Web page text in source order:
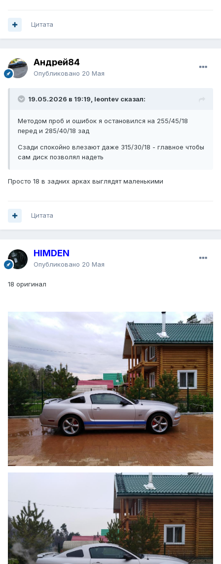
Цитата
Андрей84
Опубликовано 20 Мая
19.05.2026 в 19:19, leontev сказал:
Методом проб и ошибок я остановился на 255/45/18
перед и 285/40/18 зад
Сзади спокойно влезают даже 315/30/18 - главное чтобы
сам диск позволял надеть
Просто 18 в задних арках выглядят маленькими
Цитата
HIMDEN
Опубликовано 20 Мая
18 оригинал